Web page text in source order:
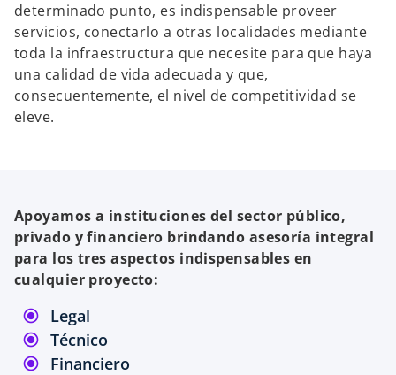
determinado punto, es indispensable proveer
servicios, conectarlo a otras localidades mediante
toda la infraestructura que necesite para que haya
una calidad de vida adecuada y que,
consecuentemente, el nivel de competitividad se
eleve.
Apoyamos a instituciones del sector público,
privado y financiero brindando asesoría integral
para los tres aspectos indispensables en
cualquier proyecto:
Legal
Técnico
Financiero